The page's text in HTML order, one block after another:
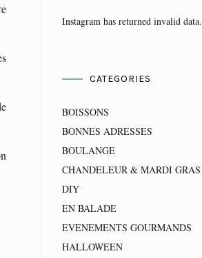
Instagram has returned invalid data.
CATEGORIES
BOISSONS
BONNES ADRESSES
BOULANGE
CHANDELEUR & MARDI GRAS
DIY
EN BALADE
EVENEMENTS GOURMANDS
HALLOWEEN